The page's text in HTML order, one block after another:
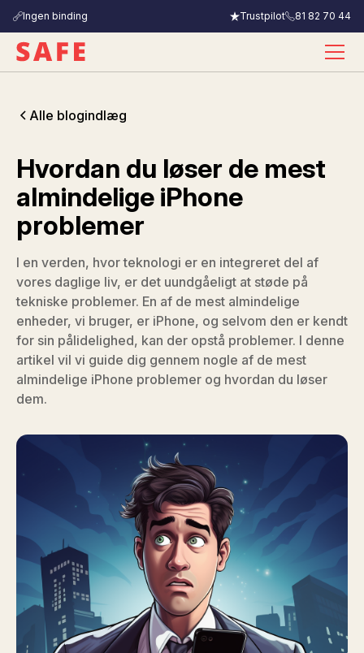
Ingen binding Trustpilot 81 82 70 44
Alle blogindlæg
Hvordan du løser de mest
almindelige iPhone
problemer
I en verden, hvor teknologi er en integreret del af
vores daglige liv, er det uundgåeligt at støde på
tekniske problemer. En af de mest almindelige
enheder, vi bruger, er iPhone, og selvom den er kendt
for sin pålidelighed, kan der opstå problemer. I denne
artikel vil vi guide dig gennem nogle af de mest
almindelige iPhone problemer og hvordan du løser
dem.